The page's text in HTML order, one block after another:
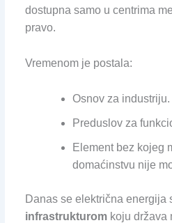
dostupna samo u centrima
pravo.
Vremenom je postala:
Osnov za industriju.
Preduslov za
Element bez kojeg
domaćinstvu nije
Danas se električna energija
infrastrukturomkoju država